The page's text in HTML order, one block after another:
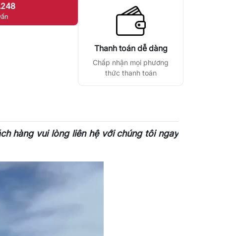
Thanh toán dễ dàng
Chấp nhận mọi phương
thức thanh toán
hàng vui lòng liên hệ với chúng tôi ngay